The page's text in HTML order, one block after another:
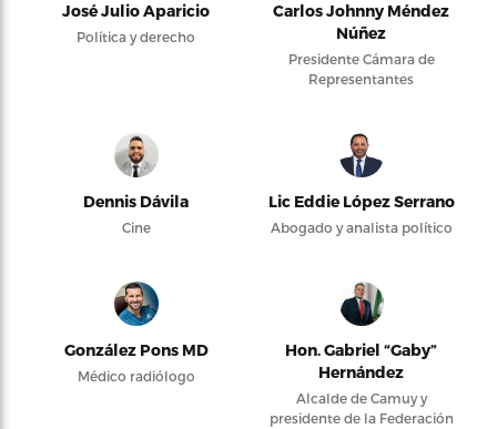
José Julio Aparicio
Política y derecho
Carlos Johnny Méndez
Núñez
Presidente Cámara de
Representantes
Dennis Dávila
Cine
Lic Eddie López Serrano
Abogado y analista político
González Pons MD
Médico radiólogo
Hon. Gabriel “Gaby”
Hernández
Alcalde de Camuy y
presidente de la Federación